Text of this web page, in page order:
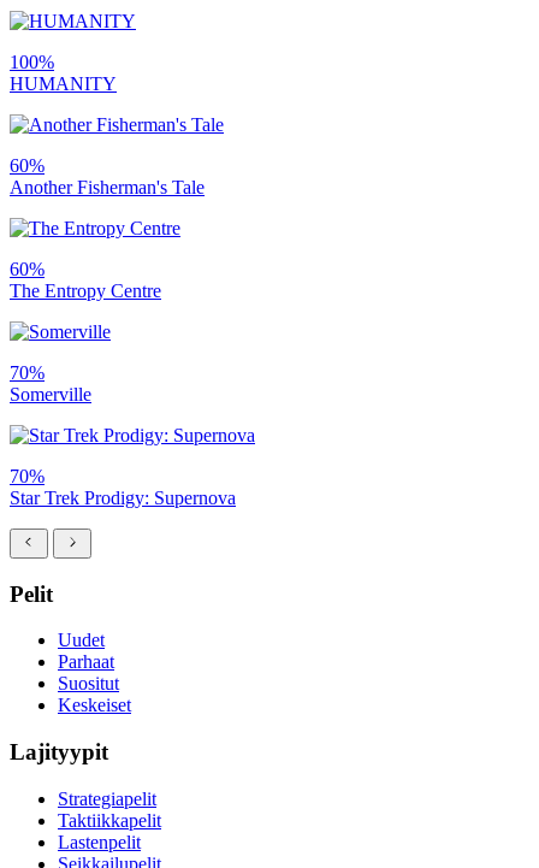
100%
HUMANITY
60%
Another Fisherman's Tale
60%
The Entropy Centre
70%
Somerville
70%
Star Trek Prodigy: Supernova
Pelit
Uudet
Parhaat
Suositut
Keskeiset
Lajityypit
Strategiapelit
Taktiikkapelit
Lastenpelit
Seikkailupelit